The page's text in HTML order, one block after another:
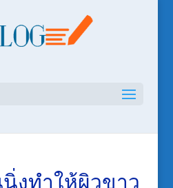
งทำให้ผิวขาว